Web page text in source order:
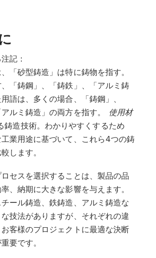
記：
「砂型鋳造」は特に鋳物を指す。
「鋳鋼」、「鋳鉄」、「アルミ鋳
語は、多くの場合、「鋳鋼」、
アルミ鋳造」の両方を指す。 使用材
造技術。わかりやすくするため
業用途に基づいて、これら4つの鋳
します。
セスを選択することは、製品の品
、納期に大きな影響を与えます。
ール鋳造、鉄鋳造、アルミ鋳造な
技法がありますが、それぞれの違
客様のプロジェクトに最適な決断
要です。